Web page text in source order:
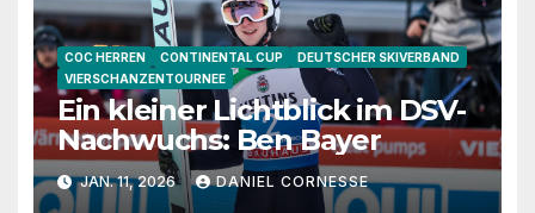
COC HERREN CONTINENTAL CUP
DEUTSCHER SKIVERBAND
VIERSCHANZENTOURNEE
Ein kleiner Lichtblick im DSV-
Nachwuchs: Ben Bayer
JAN. 11, 2026 DANIEL CORNESSE